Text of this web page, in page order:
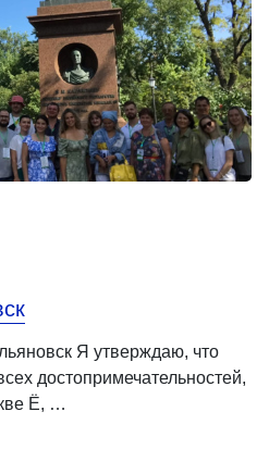
Я утверждаю, что
достопримечательностей,
Ё, …